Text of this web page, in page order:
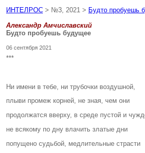
ИНТЕЛРОС > №3, 2021 > Будто пробуешь
Александр Амчиславский
Будто пробуешь будущее
06 сентября 2021
***
Ни имени в тебе, ни трубочки воздушной,
плыви промеж корней, не зная, чем они
продолжатся вверху, в среде пустой и
не всякому по дну влачить златые дни
попущено судьбой, медлительные страсти